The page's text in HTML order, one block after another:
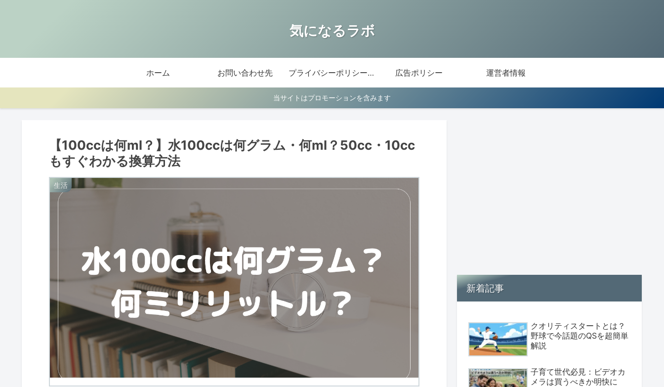
気になるラボ
ホーム お問い合わせ先 プライバシーポリシー・免責事項 広告ポリシー 運営者情報
当サイトはプロモーションを含みます
【100ccは何ml？】水100ccは何グラム・何ml？50cc・10cc
もすぐわかる換算方法
生活
新着記事
クオリティスタートとは？
野球で今話題のQSを超簡単
解説
子育て世代必見：ビデオカ
メラは買うべきか明快に